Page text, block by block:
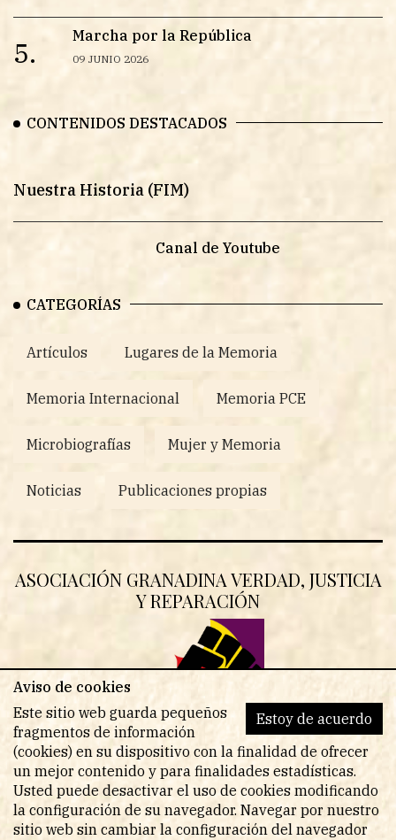
5.
Marcha por la República
09 JUNIO 2026
CONTENIDOS DESTACADOS
Nuestra Historia (FIM)
Canal de Youtube
CATEGORÍAS
Artículos Lugares de la Memoria
Memoria Internacional Memoria PCE
Microbiografías Mujer y Memoria
Noticias Publicaciones propias
ASOCIACIÓN GRANADINA VERDAD, JUSTICIA
Y REPARACIÓN
Aviso de cookies
Estoy de acuerdo
Este sitio web guarda pequeños
fragmentos de información
(cookies) en su dispositivo con la finalidad de ofrecer
un mejor contenido y para finalidades estadísticas.
Usted puede desactivar el uso de cookies modificando
la configuración de su navegador. Navegar por nuestro
sitio web sin cambiar la configuración del navegador